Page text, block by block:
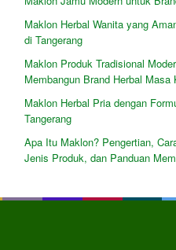
Maklon Herbal Wanita yang
di Tangerang
Maklon Produk Tradisional
Membangun Brand Herbal Masa
Maklon Herbal Pria dengan
Tangerang
Apa Itu Maklon? Pengertian,
Jenis Produk, dan Panduan